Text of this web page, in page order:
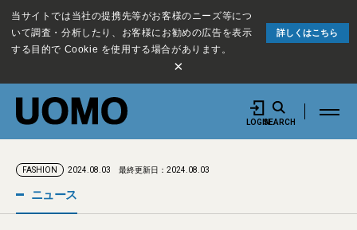
当サイトでは当社の提携先等がお客様のニーズ等につ
いて調査・分析したり、お客様にお勧めの広告を表示
する目的で Cookie を使用する場合があります。
詳しくはこちら
×
LOGINSEARCH
FASHION 2024.08.03 最終更新日：2024.08.03
ニュース